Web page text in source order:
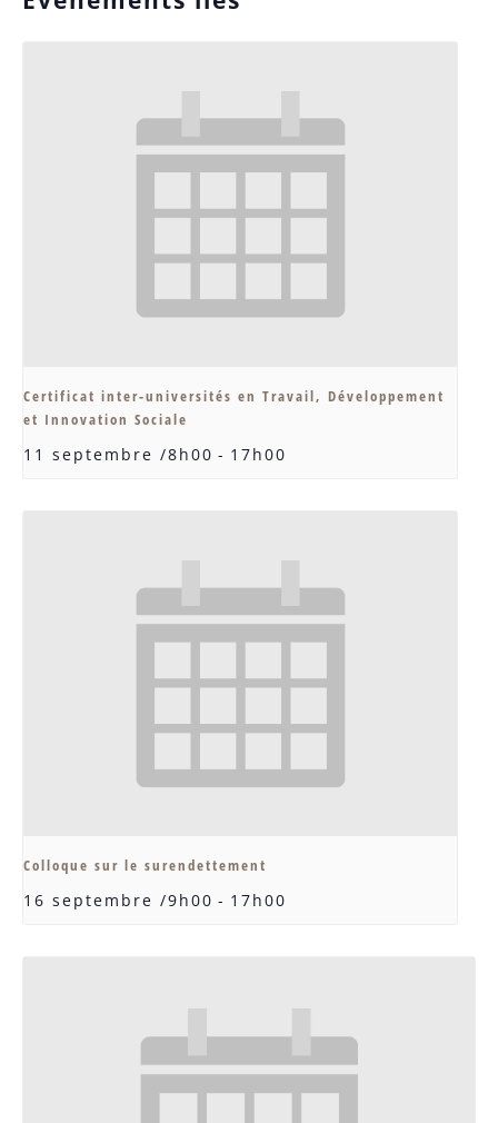
Certificat inter-universités en Travail, Développement
et Innovation Sociale
11 septembre /8h00 - 17h00
Colloque sur le surendettement
16 septembre /9h00 - 17h00